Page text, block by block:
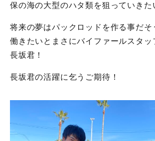
保の海の大型のハタ類を狙っていきた
将来の夢はパックロッドを作る事だそ
働きたいとまさにバイファールスタッ
長坂君！
長坂君の活躍に乞うご期待！